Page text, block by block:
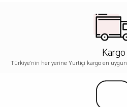
Kargo
Türkiye'nin her yerine Yurtiçi kargo en